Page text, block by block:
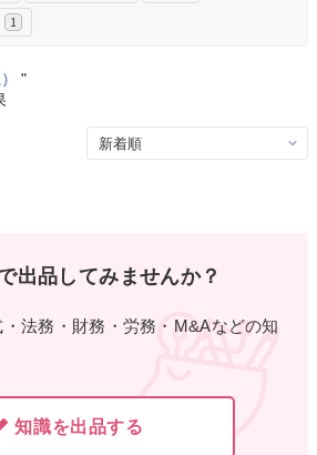
1
"
出品してみませんか？
法務・財務・労務・M&Aなどの知
知識を出品する